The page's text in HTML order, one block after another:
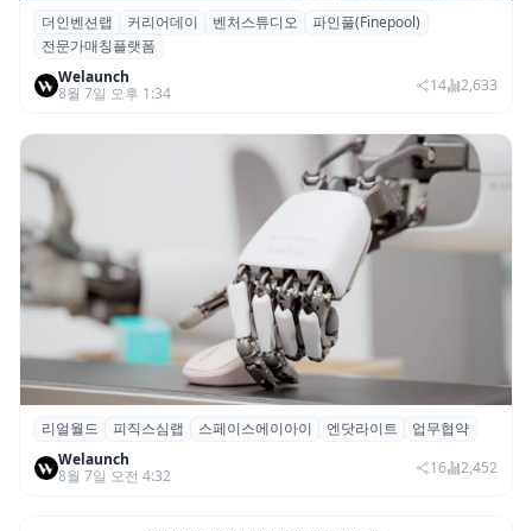
더인벤션랩·커리어데이, 스타트업 전문가 매
칭 플랫폼 ‘파인풀’ 출시
더인벤션랩 커리어데이 벤처스튜디오
파인풀(Finepool)
전문가매칭플랫폼
Welaunch
8월 7일 오후 1:34
14 2,633
리얼월드, 로봇테크 스타트업 3곳과 손잡고
휴머노이드 표준 만든다
리얼월드 피직스심랩 스페이스에이아이 엔닷라이트
업무협약
Welaunch
8월 7일 오전 4:32
16 2,452